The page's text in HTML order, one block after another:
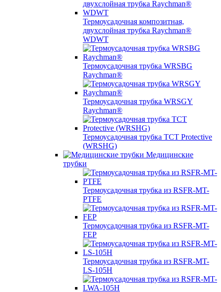
Термоусадочная композитная,
двухслойная трубка Raychman®
WDWT
Термоусадочная трубка WRSBG
Raychman®
Термоусадочная трубка WRSGY
Raychman®
Термоусадочная трубка TCT Protective
(WRSHG)
Медицинские
трубки
Термоусадочная трубка из RSFR-MT-
PTFE
Термоусадочная трубка из RSFR-MT-
FEP
Термоусадочная трубка из RSFR-MT-
LS-105H